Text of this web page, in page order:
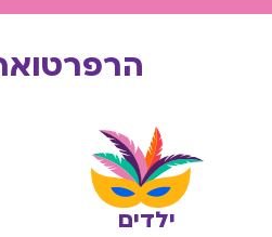
ילדים